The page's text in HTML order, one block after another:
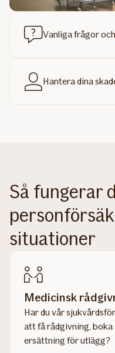
Vanliga frågor
Hantera dina
Så fungerar
situationer
Medicinsk
Har du vår
att få rådgivning,
ersättning för utlägg?